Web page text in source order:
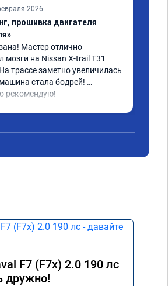
2026
прошивка двигателя
Мастер отлично
мозги на Nissan X-trail T31
трассе заметно увеличилась
стала бодрей!
рекомендую!
F7 (F7x) 2.0 190 лс
дружно!